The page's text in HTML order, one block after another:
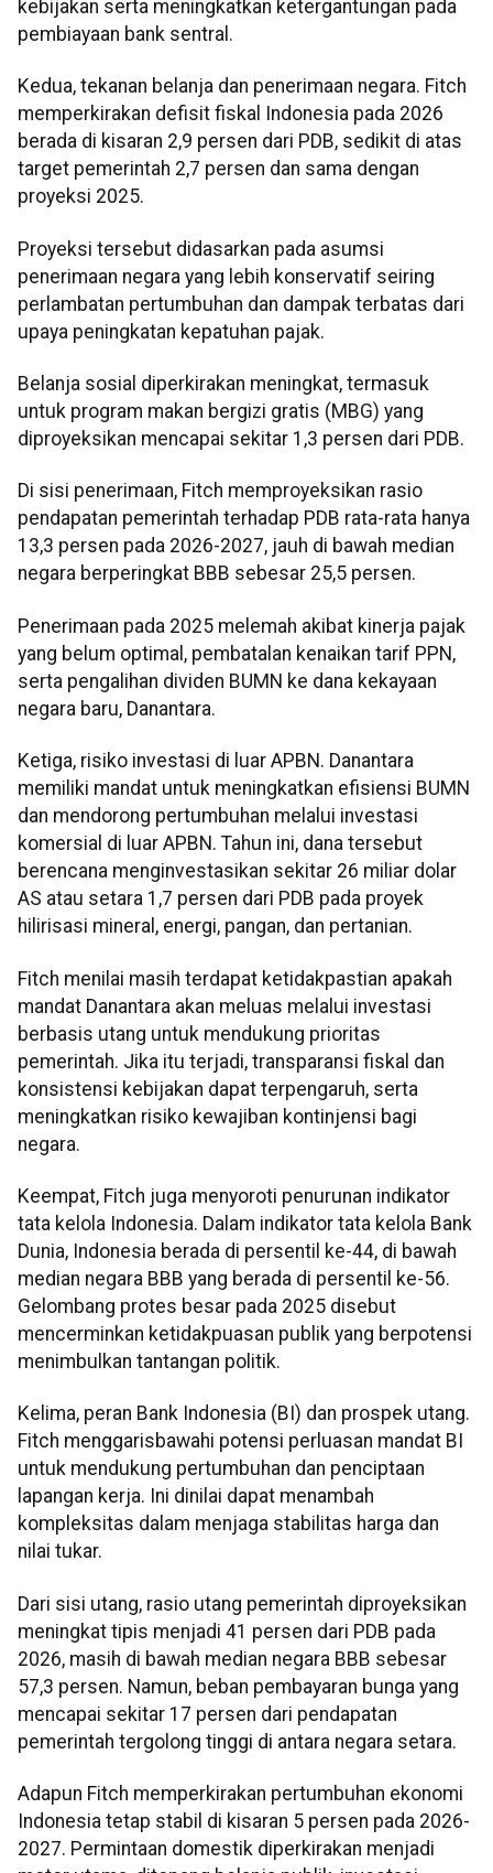
kebijakan serta meningkatkan ketergantungan pada
pembiayaan bank sentral.
Kedua, tekanan belanja dan penerimaan negara. Fitch
memperkirakan defisit fiskal Indonesia pada 2026
berada di kisaran 2,9 persen dari PDB, sedikit di atas
target pemerintah 2,7 persen dan sama dengan
proyeksi 2025.
Proyeksi tersebut didasarkan pada asumsi
penerimaan negara yang lebih konservatif seiring
perlambatan pertumbuhan dan dampak terbatas dari
upaya peningkatan kepatuhan pajak.
Belanja sosial diperkirakan meningkat, termasuk
untuk program makan bergizi gratis (MBG) yang
diproyeksikan mencapai sekitar 1,3 persen dari PDB.
Di sisi penerimaan, Fitch memproyeksikan rasio
pendapatan pemerintah terhadap PDB rata-rata hanya
13,3 persen pada 2026-2027, jauh di bawah median
negara berperingkat BBB sebesar 25,5 persen.
Penerimaan pada 2025 melemah akibat kinerja pajak
yang belum optimal, pembatalan kenaikan tarif PPN,
serta pengalihan dividen BUMN ke dana kekayaan
negara baru, Danantara.
Ketiga, risiko investasi di luar APBN. Danantara
memiliki mandat untuk meningkatkan efisiensi BUMN
dan mendorong pertumbuhan melalui investasi
komersial di luar APBN. Tahun ini, dana tersebut
berencana menginvestasikan sekitar 26 miliar dolar
AS atau setara 1,7 persen dari PDB pada proyek
hilirisasi mineral, energi, pangan, dan pertanian.
Fitch menilai masih terdapat ketidakpastian apakah
mandat Danantara akan meluas melalui investasi
berbasis utang untuk mendukung prioritas
pemerintah. Jika itu terjadi, transparansi fiskal dan
konsistensi kebijakan dapat terpengaruh, serta
meningkatkan risiko kewajiban kontinjensi bagi
negara.
Keempat, Fitch juga menyoroti penurunan indikator
tata kelola Indonesia. Dalam indikator tata kelola Bank
Dunia, Indonesia berada di persentil ke-44, di bawah
median negara BBB yang berada di persentil ke-56.
Gelombang protes besar pada 2025 disebut
mencerminkan ketidakpuasan publik yang berpotensi
menimbulkan tantangan politik.
Kelima, peran Bank Indonesia (BI) dan prospek utang.
Fitch menggarisbawahi potensi perluasan mandat BI
untuk mendukung pertumbuhan dan penciptaan
lapangan kerja. Ini dinilai dapat menambah
kompleksitas dalam menjaga stabilitas harga dan
nilai tukar.
Dari sisi utang, rasio utang pemerintah diproyeksikan
meningkat tipis menjadi 41 persen dari PDB pada
2026, masih di bawah median negara BBB sebesar
57,3 persen. Namun, beban pembayaran bunga yang
mencapai sekitar 17 persen dari pendapatan
pemerintah tergolong tinggi di antara negara setara.
Adapun Fitch memperkirakan pertumbuhan ekonomi
Indonesia tetap stabil di kisaran 5 persen pada 2026-
2027. Permintaan domestik diperkirakan menjadi